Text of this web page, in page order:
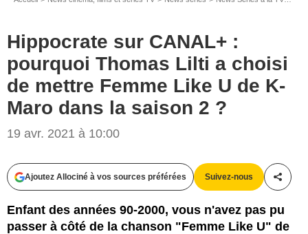
Hippocrate sur CANAL+ :
pourquoi Thomas Lilti a choisi
de mettre Femme Like U de K-
Maro dans la saison 2 ?
19 avr. 2021 à 10:00
Ajoutez Allociné à vos sources préférées Suivez-nous
Enfant des années 90-2000, vous n'avez pas pu
passer à côté de la chanson "Femme Like U" de